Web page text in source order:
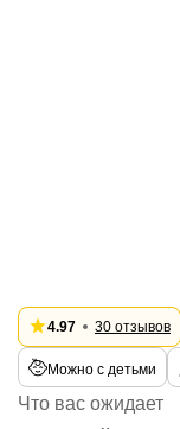
4.97 30 отзывов
Можно с детьми
Что вас ожидает